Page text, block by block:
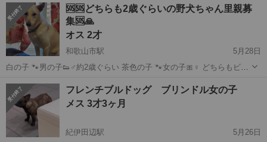
してもらいました。 まだまだ若いのでたくさん かわいがってくれるか
た びびりな性格...
和歌山 海南市 黒江駅 その他 ポメチワ
🆘️🆘️どちらも2歳ぐらいの野犬ちゃん里親募
集🆘️🙏
オス 2才
和歌山市駅
5月28日
白の子 🐾男の子👟♂約2歳ぐらい 茶色の子 🐾女の子🎀♀ どちらもビビ
まだまだ怖がりますがおやつ大好きで袋見ると寄ってきます❤️ 先住
犬、猫大丈夫です😊 ...
和歌山 和歌山市 和歌山市駅 その他
フレンチブルドッグ ブリンドル女の子
メス 3才3ヶ月
紀伊田辺駅
5月26日